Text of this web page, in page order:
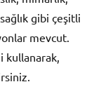
gibi çeşitli
mevcut.
kullanarak,